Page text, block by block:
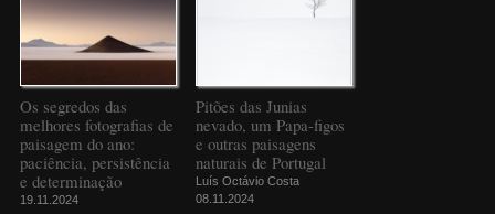
Os segredos das
melhores fotografias de
paisagem do ano:
paciência, persistência
e determinação
19.11.2024
Pitões das Junias
nevado, um Papa-figos
e outras paisagens
naturais de Portugal
Luís Octávio Costa
08.11.2024